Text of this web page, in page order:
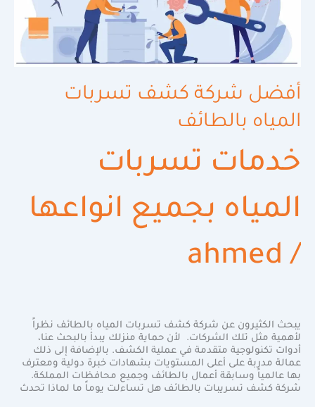
أفضل شركة كشف تسربات
المياه بالطائف
خدمات تسربات
المياه بجميع انواعها
/
ahmed
يبحث الكثيرون عن شركة كشف تسربات المياه بالطائف نظراً
لأهمية مثل تلك الشركات. لأن حماية منزلك يبدأ بالبحث عنا،
أدوات تكنولوجية متقدمة في عملية الكشف. بالإضافة إلى ذلك
عمالة مدربة على أعلى المستويات بشهادات خبرة دولية ومعترف
بها عالمياً وسابقة أعمال بالطائف وجميع محافظات المملكة.
شركة كشف تسريبات بالطائف هل تساءلت يوماً ما لماذا تحدث
بالطائف